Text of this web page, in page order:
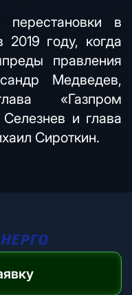
перестановки в
2019 году, когда
правления
Медведев,
«Газпром
и глава
Сироткин.